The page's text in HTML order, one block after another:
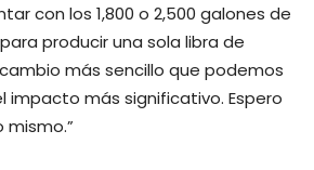
con los 1,800 o 2,500 galones de
producir una sola libra de
más sencillo que podemos
impacto más significativo. Espero